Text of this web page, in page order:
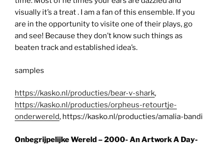
visually it’s a treat . I am a fan of this ensemble. If you
are in the opportunity to visite one of their plays, go
and see! Because they don’t know such things as
beaten track and established idea’s.
samples
https://kasko.nl/producties/bear-v-shark,
https://kasko.nl/producties/orpheus-retourtje-
onderwereld, https://kasko.nl/producties/amalia-bandi
Onbegrijpelijke Wereld – 2000- An Artwork A Day-